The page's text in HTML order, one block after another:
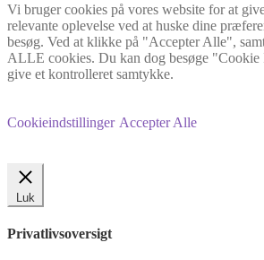
Vi bruger cookies på vores website for at
relevante oplevelse ved at huske dine
besøg. Ved at klikke på "Accepter Alle",
ALLE cookies. Du kan dog besøge
give et kontrolleret samtykke.
Cookieindstillinger Accepter Alle
Luk
Privatlivsoversigt